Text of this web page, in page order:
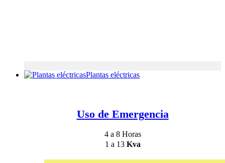
Plantas eléctricas
Uso de Emergencia
4 a 8 Horas
1 a 13 Kva